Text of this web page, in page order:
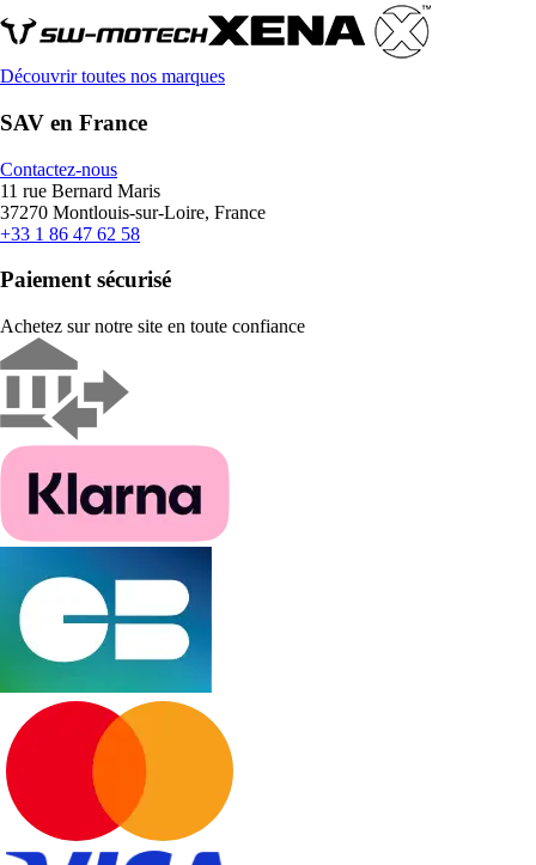
Découvrir toutes nos marques
SAV en France
Contactez-nous
11 rue Bernard Maris
37270 Montlouis-sur-Loire, France
+33 1 86 47 62 58
Paiement sécurisé
Achetez sur notre site en toute confiance